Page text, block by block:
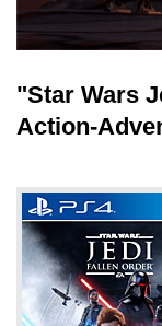
"Star Wars
Action-